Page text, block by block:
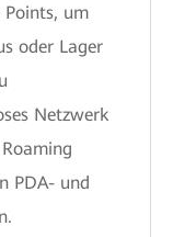
Points, um
oder Lager
Netzwerk
PDA- und